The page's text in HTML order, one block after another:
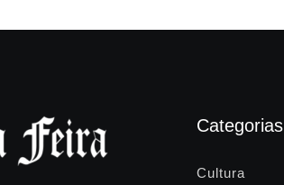
Categorias
Cultura